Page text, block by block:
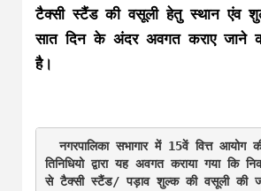
टैक्सी स्टैंड की वसूली हेतु स्थान एंव
सात दिन के अंदर अवगत कराए जाने का
है।
  नगरपालिका सभागार में 15वें वित्त आयोग की बैठक में जनप्र
तिनिधियो द्वारा यह अवगत कराया गया कि
से टैक्सी स्टैंड/ पड़ाव शुल्क की वसूली की